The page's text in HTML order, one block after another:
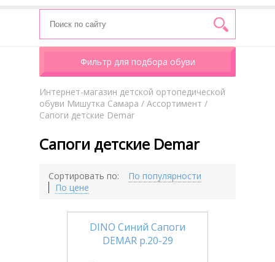
Фильтр для подбора обуви
Интернет-магазин детской ортопедической
обуви Мишутка Самара / Aссортимент /
Сапоги детские Demar
Сапоги детские Demar
Сортировать по:
По популярности
По цене
DINO Синий Сапоги
DEMAR р.20-29